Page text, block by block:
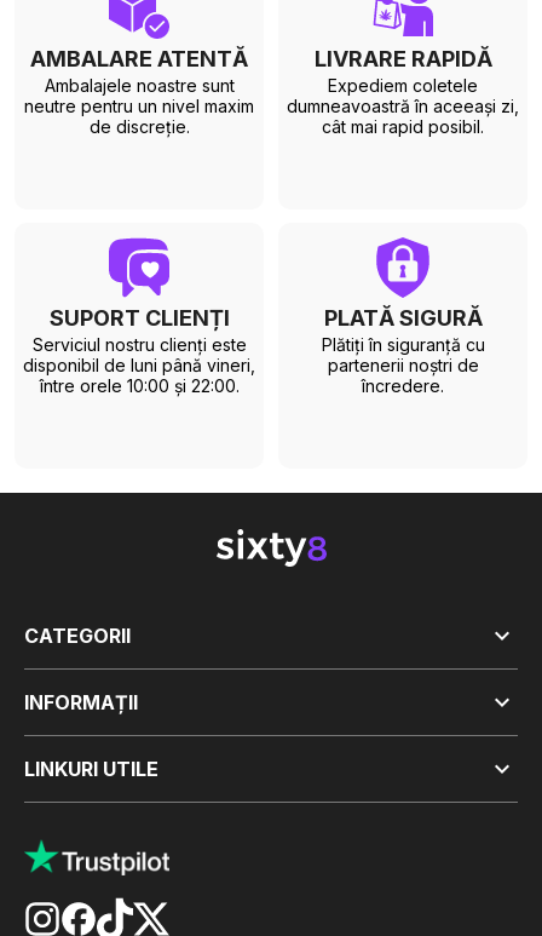
AMBALARE ATENTĂ
Ambalajele noastre sunt
neutre pentru un nivel maxim
de discreție.
LIVRARE RAPIDĂ
Expediem coletele
dumneavoastră în aceeași zi,
cât mai rapid posibil.
SUPORT CLIENȚI
Serviciul nostru clienți este
disponibil de luni până vineri,
între orele 10:00 și 22:00.
PLATĂ SIGURĂ
Plătiți în siguranță cu
partenerii noștri de
încredere.
CATEGORII 
INFORMAȚII 
LINKURI UTILE 